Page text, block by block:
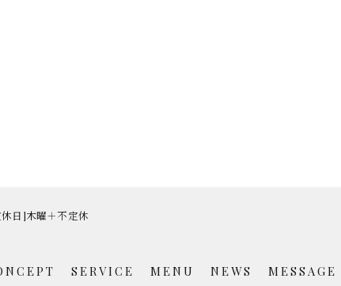
日]木曜＋不定休
SERVICE MENU NEWS MESSAGE